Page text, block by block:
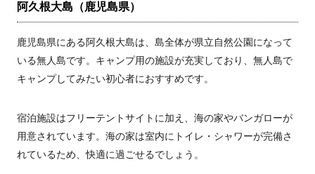
阿久根大島（鹿児島県）
鹿児島県にある阿久根大島は、島全体が県立自然公園になって
いる無人島です。キャンプ用の施設が充実しており、無人島で
キャンプしてみたい初心者におすすめです。
宿泊施設はフリーテントサイトに加え、海の家やバンガローが
用意されています。海の家は室内にトイレ・シャワーが完備さ
れているため、快適に過ごせるでしょう。